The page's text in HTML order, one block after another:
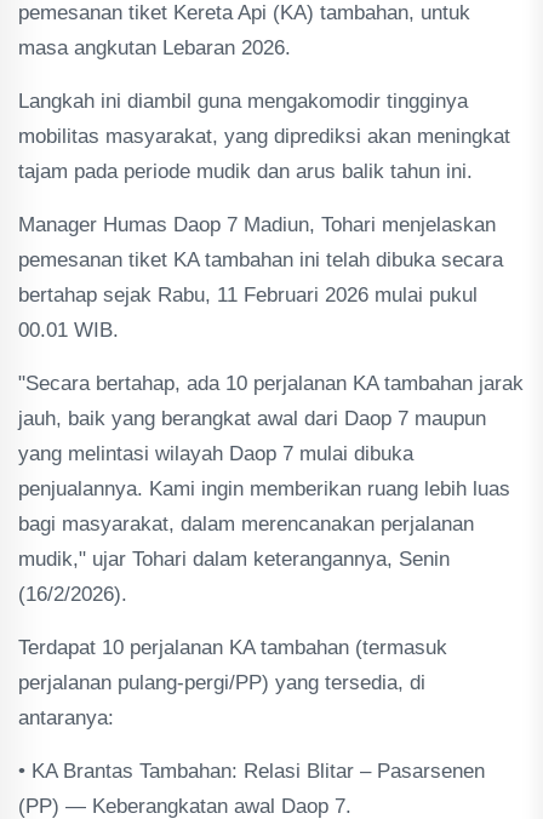
pemesanan tiket Kereta Api (KA) tambahan, untuk
masa angkutan Lebaran 2026.
Langkah ini diambil guna mengakomodir tingginya
mobilitas masyarakat, yang diprediksi akan meningkat
tajam pada periode mudik dan arus balik tahun ini.
Manager Humas Daop 7 Madiun, Tohari menjelaskan
pemesanan tiket KA tambahan ini telah dibuka secara
bertahap sejak Rabu, 11 Februari 2026 mulai pukul
00.01 WIB.
"Secara bertahap, ada 10 perjalanan KA tambahan jarak
jauh, baik yang berangkat awal dari Daop 7 maupun
yang melintasi wilayah Daop 7 mulai dibuka
penjualannya. Kami ingin memberikan ruang lebih luas
bagi masyarakat, dalam merencanakan perjalanan
mudik," ujar Tohari dalam keterangannya, Senin
(16/2/2026).
Terdapat 10 perjalanan KA tambahan (termasuk
perjalanan pulang-pergi/PP) yang tersedia, di
antaranya:
• KA Brantas Tambahan: Relasi Blitar – Pasarsenen
(PP) — Keberangkatan awal Daop 7.